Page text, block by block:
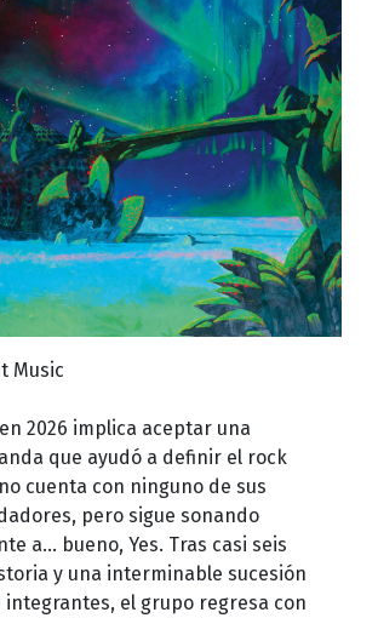
Music
2026 implica aceptar una
que ayudó a definir el rock
cuenta con ninguno de sus
pero sigue sonando
a… bueno, Yes. Tras casi seis
y una interminable sucesión
integrantes, el grupo regresa con